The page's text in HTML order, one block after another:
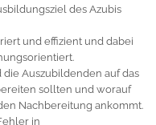
des Azubis
und effizient und dabei
die Auszubildenden auf das
sollten und worauf
Nachbereitung ankommt.
in